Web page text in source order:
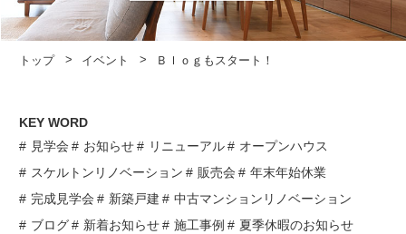
トップ イベント Ｂｌｏｇもスタート！
KEY WORD
見学会
お知らせ リニューアル
オープンハウス
スケルトンリノベーション
販売会
年末年始休業
完成見学会
新築戸建
中古マンションリノベーション
ブログ
新着お知らせ 施工事例
夏季休暇のお知らせ